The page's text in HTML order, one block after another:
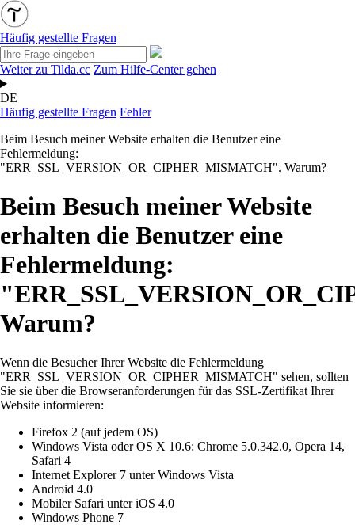
Häufig gestellte Fragen
Weiter zu Tilda.cc Zum Hilfe-Center gehen
DE
Häufig gestellte Fragen Fehler
Beim Besuch meiner Website erhalten die Benutzer eine
Fehlermeldung:
"ERR_SSL_VERSION_OR_CIPHER_MISMATCH". Warum?
Beim Besuch meiner Website
erhalten die Benutzer eine
Fehlermeldung:
Warum?
Wenn die Besucher Ihrer Website die Fehlermeldung
"ERR_SSL_VERSION_OR_CIPHER_MISMATCH" sehen, sollten
Sie sie über die Browseranforderungen für das SSL-Zertifikat Ihrer
Website informieren:
Firefox 2 (auf jedem OS)
Windows Vista oder OS X 10.6: Chrome 5.0.342.0, Opera 14,
Safari 4
Internet Explorer 7 unter Windows Vista
Android 4.0
Mobiler Safari unter iOS 4.0
Windows Phone 7